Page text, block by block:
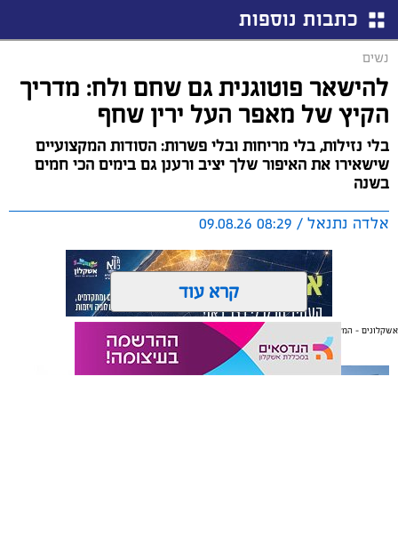
כתבות נוספות
נשים
להישאר פוטוגנית גם שחם ולח: מדריך
הקיץ של מאפר העל ירין שחף
בלי נזילות, בלי מריחות ובלי פשרות: הסודות המקצועיים
שישאירו את האיפור שלך יציב ורענן גם בימים הכי חמים
בשנה
אלדה נתנאל / 08:29 09.08.26
ירין שחף
קרא עוד
אשקלונים - המקומון היומי של אשקלון באינטרנט
אולי יעניין אותך גם